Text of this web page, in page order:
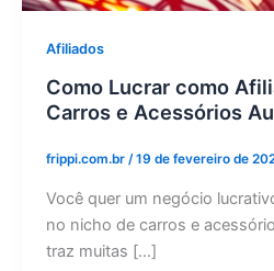
Afiliados
Como Lucrar como
Carros e Acessórios
frippi.com.br /19 de fevereiro de
Você quer um negócio
no nicho de carros e
traz muitas […]